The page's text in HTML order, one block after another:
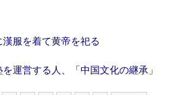
服を着て黄帝を祀る
運営する人、「中国文化の継承」